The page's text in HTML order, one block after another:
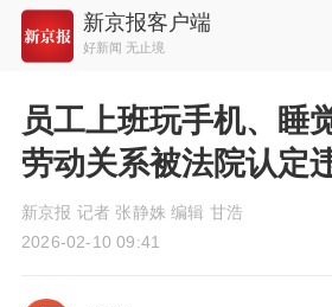
新京报客户端
好新闻 无止境
员工上班玩手机、睡
劳动关系被法院认定
新京报 记者 张静姝 编辑 甘浩
2026-02-10 09:41